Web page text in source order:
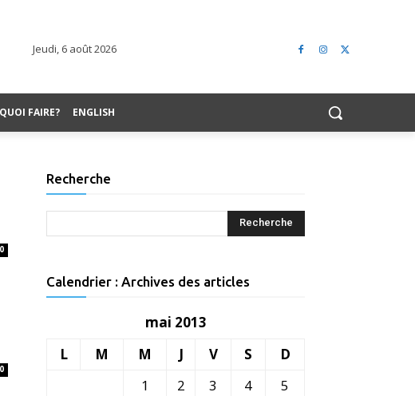
Jeudi, 6 août 2026
QUOI FAIRE? ENGLISH
0
0
Recherche
Calendrier : Archives des articles
mai 2013
L
M M J V S
D
1
2 3 4
5